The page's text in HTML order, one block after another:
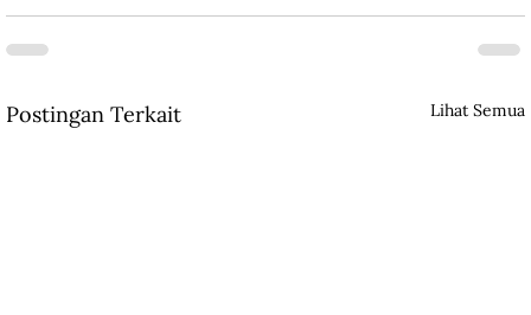
Postingan Terkait Lihat Semua